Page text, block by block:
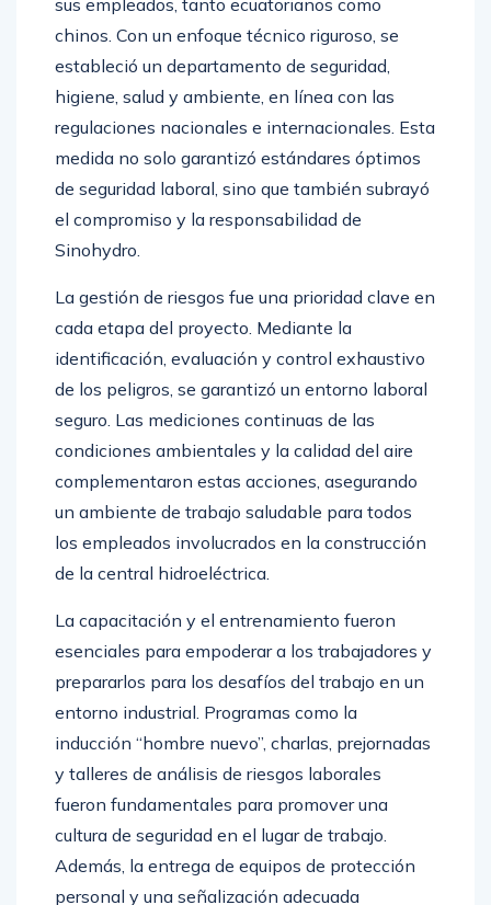
chinos. Con un enfoque técnico riguroso, se
estableció un departamento de seguridad,
higiene, salud y ambiente, en línea con las
regulaciones nacionales e internacionales. Esta
medida no solo garantizó estándares óptimos
de seguridad laboral, sino que también subrayó
el compromiso y la responsabilidad de
Sinohydro.
cada etapa del proyecto. Mediante la
identificación, evaluación y control exhaustivo
de los peligros, se garantizó un entorno laboral
seguro. Las mediciones continuas de las
condiciones ambientales y la calidad del aire
complementaron estas acciones, asegurando
un ambiente de trabajo saludable para todos
los empleados involucrados en la construcción
de la central hidroeléctrica.
esenciales para empoderar a los trabajadores y
prepararlos para los desafíos del trabajo en un
entorno industrial. Programas como la
inducción “hombre nuevo”, charlas, prejornadas
y talleres de análisis de riesgos laborales
fueron fundamentales para promover una
cultura de seguridad en el lugar de trabajo.
Además, la entrega de equipos de protección
personal y una señalización adecuada